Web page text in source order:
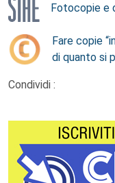
Fotocopie e
Fare copie
di quanto si
Condividi :